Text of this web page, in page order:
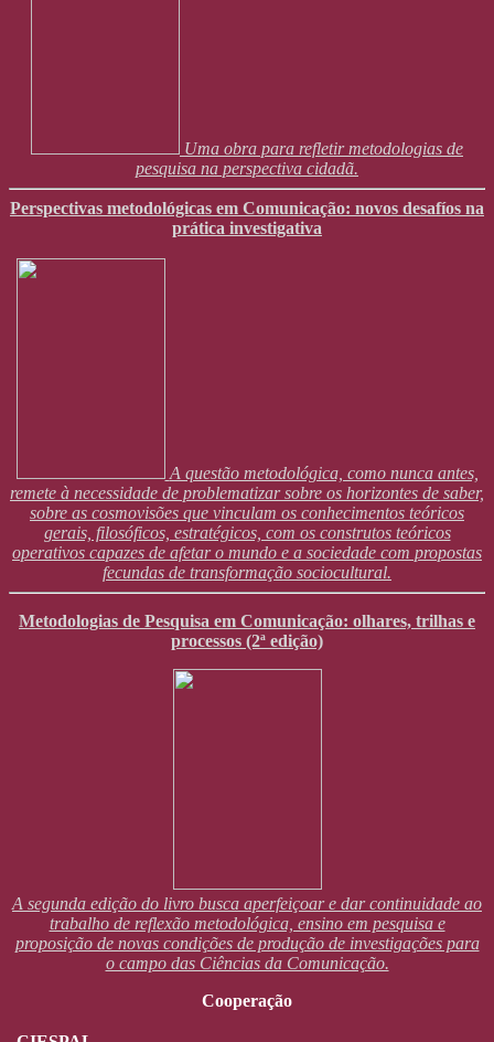
Uma obra para refletir metodologias de
pesquisa na perspectiva cidadã.
Perspectivas metodológicas em Comunicação: novos desafíos na
prática investigativa
A questão metodológica, como nunca antes,
remete à necessidade de problematizar sobre os horizontes de saber,
sobre as cosmovisões que vinculam os conhecimentos teóricos
gerais, filosóficos, estratégicos, com os construtos teóricos
operativos capazes de afetar o mundo e a sociedade com propostas
fecundas de transformação sociocultural.
Metodologias de Pesquisa em Comunicação: olhares, trilhas e
processos (2ª edição)
A segunda edição do livro busca aperfeiçoar e dar continuidade ao
trabalho de reflexão metodológica, ensino em pesquisa e
proposição de novas condições de produção de investigações para
o campo das Ciências da Comunicação.
Cooperação